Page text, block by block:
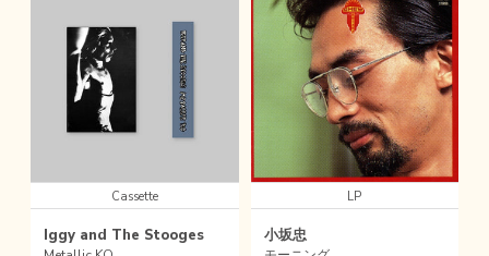
Cassette
Iggy and The Stooges
LP
小坂忠